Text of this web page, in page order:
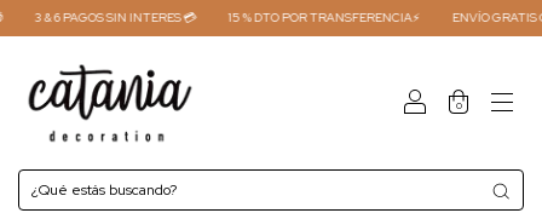
3 & 6 PAGOS SIN INTERES 💳 15 % DTO POR TRANSFERENCIA⚡ ENVÍO GRATIS
0